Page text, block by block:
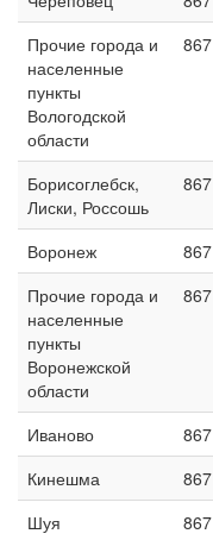
Прочие города и
населенные
пункты
Вологодской
области
867
Борисоглебск,
Лиски, Россошь
867
Воронеж 867
Прочие города и
населенные
пункты
Воронежской
области
867
Иваново 867
Кинешма
867
Шуя
867